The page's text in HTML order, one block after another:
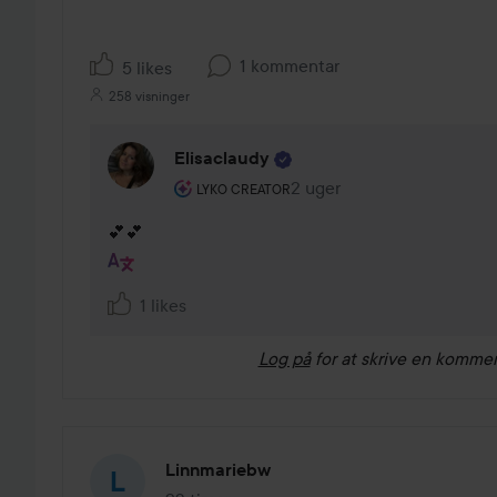
5 likes 1 kommentar
258 visninger
Elisaclaudy
LYKO CREATOR
Brugerens rolle: Lyko Creator.
2 uger
Kommentaren lades 2 uger
💕💕
1 likes
Log på for at skrive en
Linnmariebw